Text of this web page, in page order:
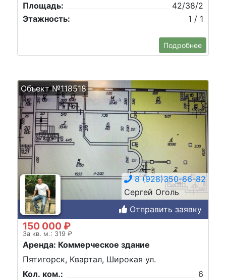
Площадь:
42/38/2
Этажность:
1 / 1
Подробнее
Объект №118518
8 (928)350-66-82
Сергей Оголь
Отправить заявку
150 000 ₽
За кв. м.: 319 ₽
Аренда: Коммерческое здание
Пятигорск, Квартал, Широкая ул.
Кол. ком.:
6